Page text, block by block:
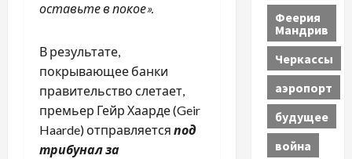
оставьте в покое».
В результате,
покрывающее банки
правительство слетает,
премьер Гейр Хаарде (Geir
Haarde) отправляется под
трибунал за
Феерия
Мандрив
Черкассы
аэропорт
будущее
война